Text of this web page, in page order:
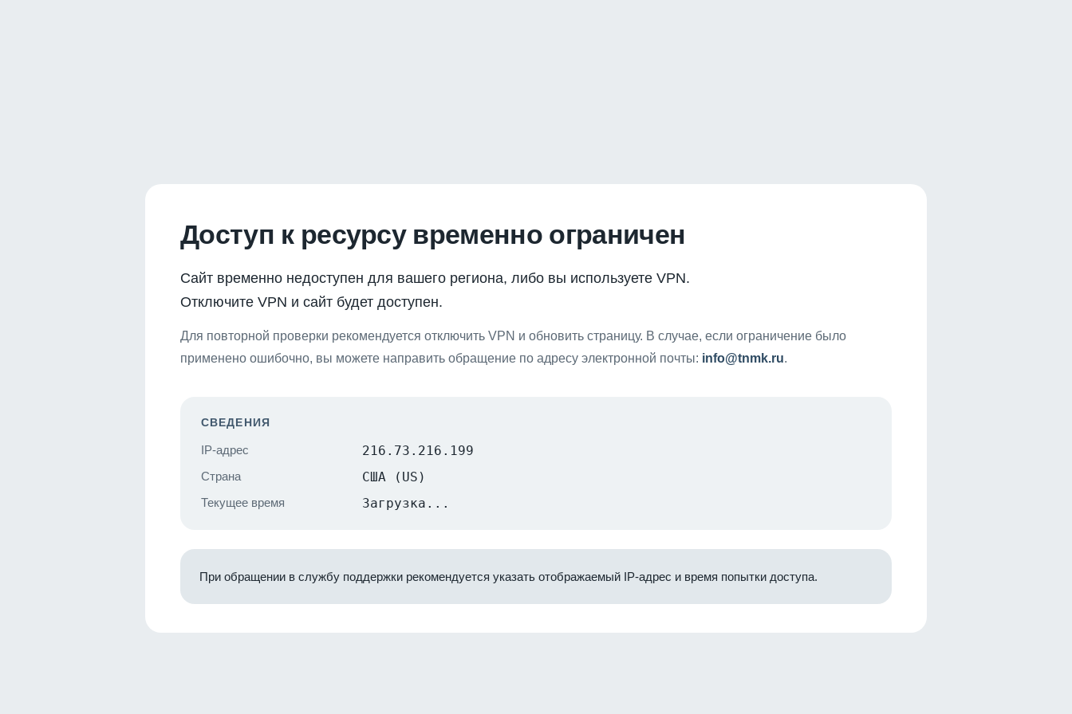
Доступ к ресурсу временно ограничен
Сайт временно недоступен для вашего региона, либо вы используете VPN.
Отключите VPN и сайт будет доступен.
Для повторной проверки рекомендуется отключить VPN и обновить страницу. В случае, если ограничение было
применено ошибочно, вы можете направить обращение по адресу электронной почты: info@tnmk.ru.
СВЕДЕНИЯ
IP-адрес 216.73.216.199
Страна США (US)
Текущее время Загрузка...
При обращении в службу поддержки рекомендуется указать отображаемый IP-адрес и время попытки доступа.